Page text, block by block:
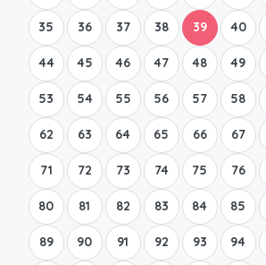
35 36 37 38 39 40
44 45 46 47 48 49
53 54 55 56 57 58
62 63 64 65 66 67
71 72 73 74 75 76
80 81 82 83 84 85
89 90 91 92 93 94